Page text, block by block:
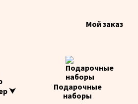
Мой заказ
⮟
Подарочные
наборы